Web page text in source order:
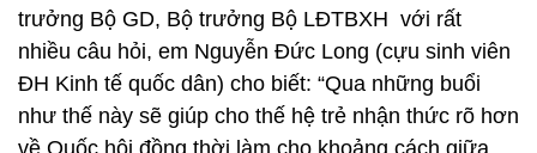
trưởng Bộ GD, Bộ trưởng Bộ LĐTBXH với rất
nhiều câu hỏi, em Nguyễn Đức Long (cựu sinh viên
ĐH Kinh tế quốc dân) cho biết: “Qua những buổi
như thế này sẽ giúp cho thế hệ trẻ nhận thức rõ hơn
về Quốc hội đồng thời làm cho khoảng cách giữa